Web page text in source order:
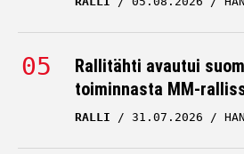
Rallitähti avautui
toiminnasta MM-
RALLI 31.07.2026